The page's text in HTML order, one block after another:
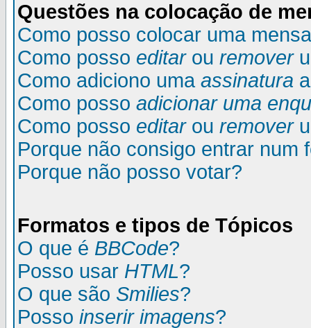
Questões na colocação de
Como posso colocar uma
Como posso editarou remover
Como adiciono uma assinatura
Como posso adicionar uma
Como posso editarou remover
Porque não consigo entrar num
Porque não posso votar?
Formatos e tipos de Tópicos
O que é BBCode?
Posso usar HTML?
O que são Smilies?
Posso inserir imagens?